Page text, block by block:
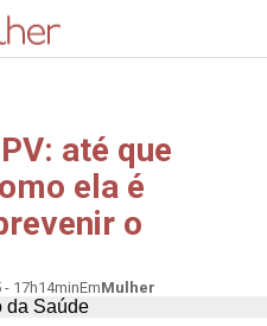
até que
ela é
o
17h14minEmMulher